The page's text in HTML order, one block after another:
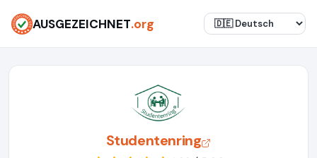
AUSGEZEICHNET.org
Studentenring